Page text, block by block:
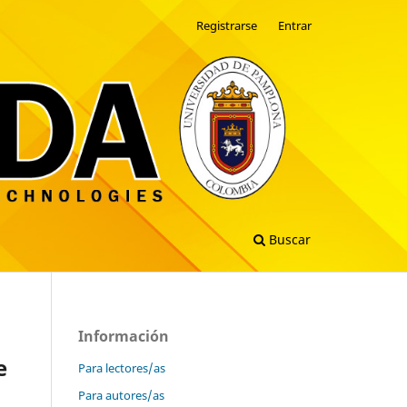
Buscar
Registrarse Entrar
Información
Para lectores/as
Para autores/as